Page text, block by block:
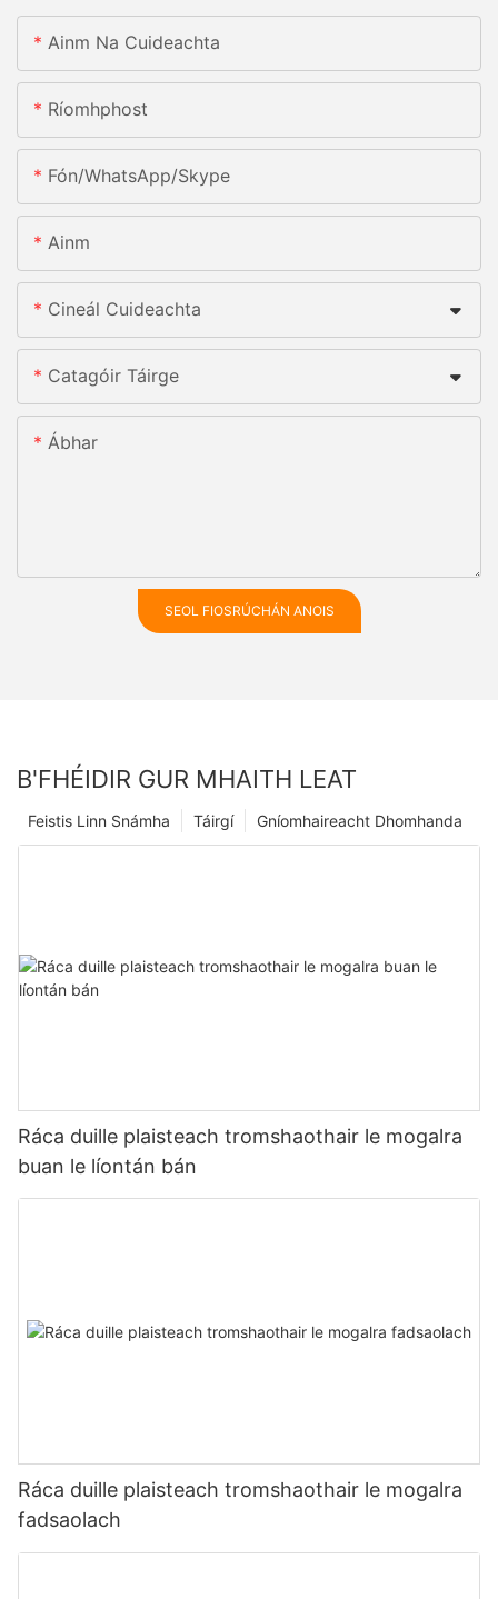
Ainm Na Cuideachta
Ríomhphost
Fón/whatsApp/skype
Ainm
Cineál Cuideachta
Catagóir Táirge
Ábhar
SEOL FIOSRÚCHÁN ANOIS
B'FHÉIDIR GUR MHAITH LEAT
Gníomhaireacht Dhomhanda
Táirgí
Feistis Linn Snámha
Ráca duille plaisteach tromshaothair le mogalra
buan le líontán bán
Ráca duille plaisteach tromshaothair le mogalra
fadsaolach